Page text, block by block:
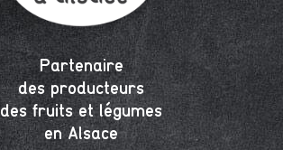
Partenaire
des producteurs
des fruits et légumes
en Alsace